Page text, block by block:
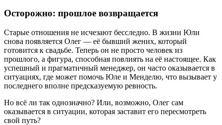
Осторожно: прошлое возвращается
Старые отношения не исчезают бесследно. В жизни Юли
снова появляется Олег — её бывший жених, который
готовится к свадьбе. Теперь он не просто человек из
прошлого, а фигура, способная повлиять на её настоящее. Как
успешный и прагматичный менеджер, он часто оказывается в
ситуациях, где может помочь Юле и Менделю, что вызывает у
последнего вполне предсказуемую ревность.
Но всё ли так однозначно? Или, возможно, Олег сам
оказывается в ситуации, которая заставит его пересмотреть
свой путь?